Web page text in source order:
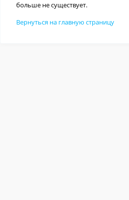
больше не существует.
Вернуться на главную страницу